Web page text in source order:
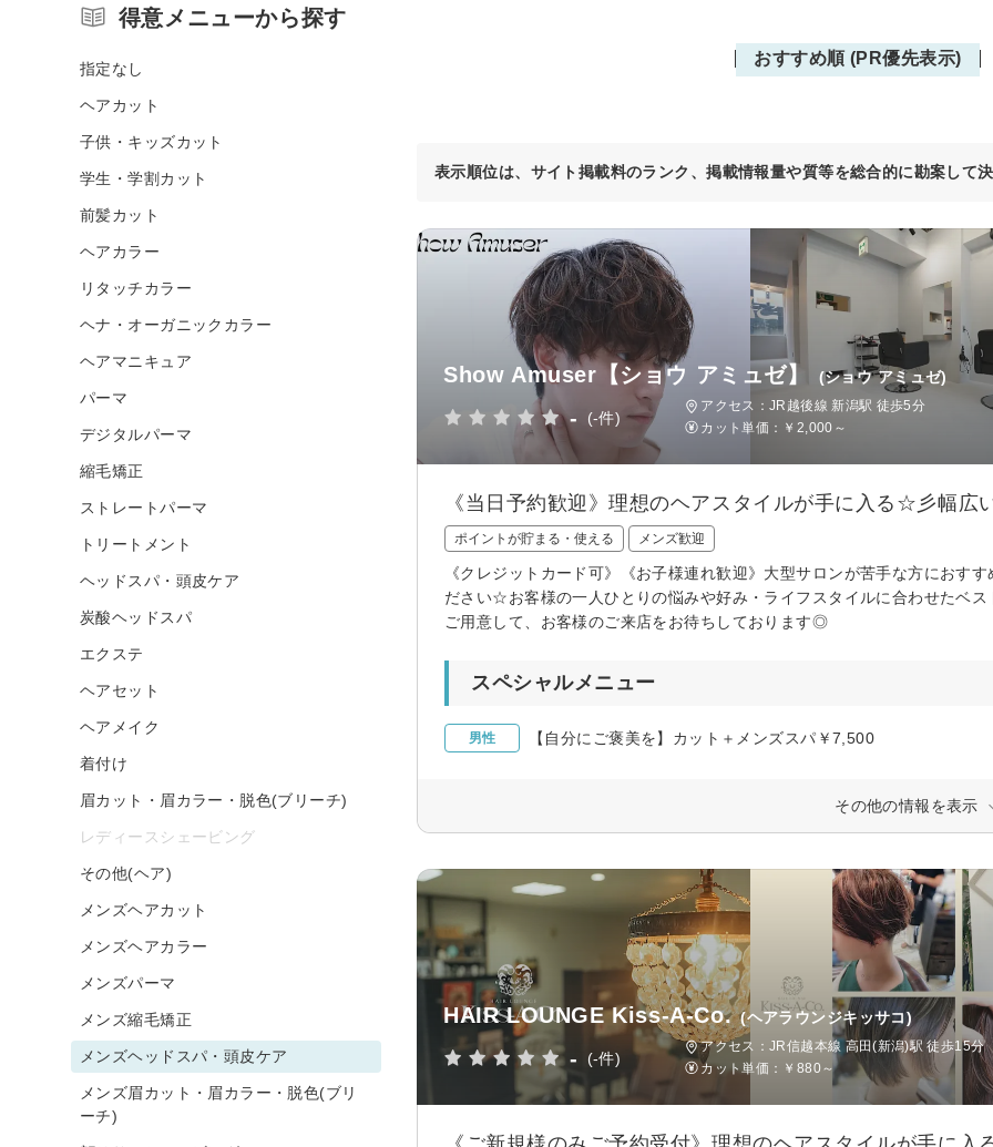
おすすめ順 (PR優先表示)
表示順位は、サイト掲載料のランク、掲載情報量や質等を総合的に勘案して決
Show Amuser【ショウ アミュゼ】 (ショウ アミュゼ)
- (-件)
アクセス：JR越後線 新潟駅 徒歩5分
カット単価： ￥2,000～
《当日予約歓迎》理想のヘアスタイルが手に入る☆彡幅広
ポイントが貯まる・使える メンズ歓迎
《クレジットカード可》《お子様連れ歓迎》大型サロンが苦手な方におす
ださい☆お客様の一人ひとりの悩みや好み・ライフスタイルに合わせたベ
ご用意して、お客様のご来店をお待ちしております◎
スペシャルメニュー
男性 【自分にご褒美を】カット＋メンズスパ￥7,500
その他の情報を表示
HAIR LOUNGE Kiss-A-Co. (ヘアラウンジキッサコ)
- (-件)
アクセス：JR信越本線 高田(新潟)駅 徒歩15分
カット単価： ￥880～
得意メニューから探す
指定なし
ヘアカット
子供・キッズカット
学生・学割カット
前髪カット
ヘアカラー
リタッチカラー
ヘナ・オーガニックカラー
ヘアマニキュア
パーマ
デジタルパーマ
縮毛矯正
ストレートパーマ
トリートメント
ヘッドスパ・頭皮ケア
炭酸ヘッドスパ
エクステ
ヘアセット
ヘアメイク
着付け
眉カット・眉カラー・脱色(ブリーチ)
レディースシェービング
その他(ヘア)
メンズヘアカット
メンズヘアカラー
メンズパーマ
メンズ縮毛矯正
メンズヘッドスパ・頭皮ケア
メンズ眉カット・眉カラー・脱色(ブリ
ーチ)